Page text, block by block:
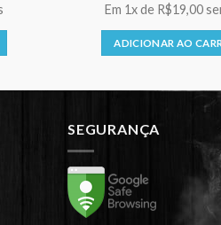
Em 1xde R$19,00
ADICIONAR AO
SEGURANÇA